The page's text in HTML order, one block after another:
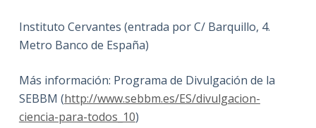
Instituto Cervantes (entrada por C/ Barquillo, 4.
Metro Banco de España)
Más información: Programa de Divulgación de la
SEBBM (http://www.sebbm.es/ES/divulgacion-
ciencia-para-todos_10)